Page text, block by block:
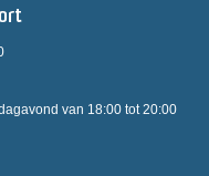
van 18:00 tot 20:00